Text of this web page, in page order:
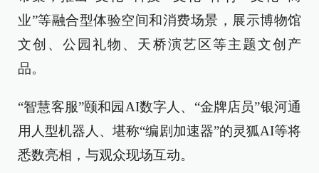
业”等融合型体验空间和消费场景，展示博物馆
文创、公园礼物、天桥演艺区等主题文创产
品。
“智慧客服”颐和园AI数字人、“金牌店员”银河通
用人型机器人、堪称“编剧加速器”的灵狐AI等将
悉数亮相，与观众现场互动。